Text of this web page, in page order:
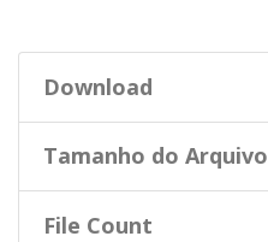
Download
Tamanho do Arquivo
File Count